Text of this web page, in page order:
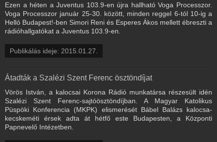
Ezen a héten a Juventus 103.9-en újra hallható Voga Processzor.
Voga Processzor január 25-30. között, minden reggel 6-tól 10-ig a
Helló Budapest!-ben Simori Reni és Esperes Ákos mellett ébreszti a
rádióhallgatókat a Juventus 103.9-en.
Publikálás ideje: 2015.01.27.
Átadták a Szalézi Szent Ferenc ösztöndíjat
Vörös István, a kalocsai Korona Rádió munkatársa részesült idén
Szalézi Szent Ferenc-sajtóösztöndíjban. A Magyar Katolikus
Püspöki Konferencia (MKPK) elismerését Bábel Balázs kalocsa-
kecskeméti érsek adta át hétfő este Budapesten, a Központi
Papnevelő Intézetben.